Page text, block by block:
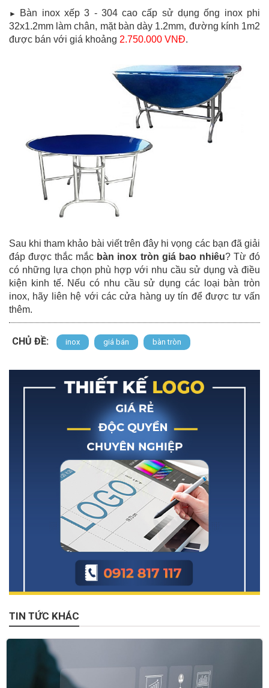
►
Bàn inox xếp 3 - 304 cao cấp sử dụng ống inox phi
32x1.2mm làm chân, mặt bàn dày 1.2mm, đường kính 1m2
được bán với giá khoảng 2.750.000 VNĐ.
Sau khi tham khảo bài viết trên đây hi vọng các bạn đã giải
đáp được thắc mắc bàn inox tròn giá bao nhiêu? Từ đó
có những lựa chọn phù hợp với nhu cầu sử dụng và điều
kiện kinh tế. Nếu có nhu cầu sử dụng các loại bàn tròn
inox, hãy liên hệ với các cửa hàng uy tín để được tư vấn
thêm.
CHỦ ĐỀ: inox giá bán bàn tròn
TIN TỨC KHÁC